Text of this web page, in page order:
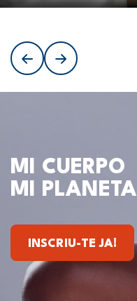
MI CUERPO
MI PLANETA
INSCRIU-TE JA!